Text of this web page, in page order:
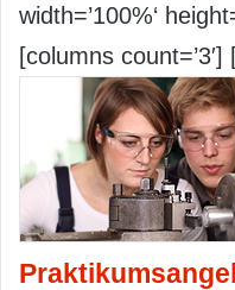
width=’100%‘
[columns